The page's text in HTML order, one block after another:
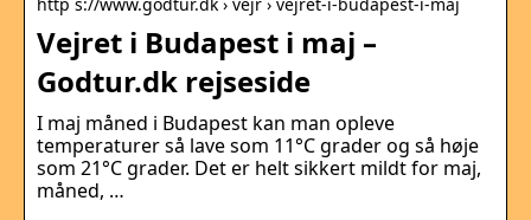
Vejret i Budapest i maj –
Godtur.dk rejseside
I maj måned i Budapest kan man opleve
temperaturer så lave som 11°C grader og så høje
som 21°C grader. Det er helt sikkert mildt for maj,
måned, …